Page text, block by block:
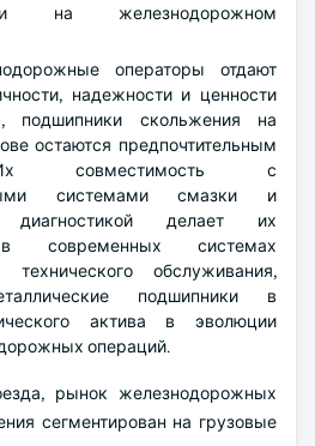
на железнодорожном
операторы отдают
надежности и ценности
подшипники скольжения на
остаются предпочтительным
совместимость с
системами смазки и
диагностикой делает их
современных системах
технического обслуживания,
подшипники в
актива в эволюции
операций.
рынок железнодорожных
сегментирован на грузовые